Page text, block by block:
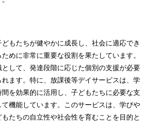
もたちが健やかに成長し、社会に適応でき
めに非常に重要な役割を果たしています。
して、発達段階に応じた個別の支援が必要
ます。特に、放課後等デイサービスは、学
を効果的に活用し、子どもたちに必要な支
機能しています。このサービスは、学びや
たちの自立性や社会性を育むことを目的と